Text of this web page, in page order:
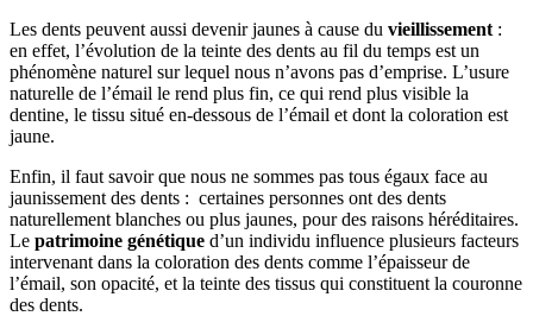
Les dents peuvent aussi devenir jaunes à cause du vieillissement :
en effet, l’évolution de la teinte des dents au fil du temps est un
phénomène naturel sur lequel nous n’avons pas d’emprise. L’usure
naturelle de l’émail le rend plus fin, ce qui rend plus visible la
dentine, le tissu situé en-dessous de l’émail et dont la coloration est
jaune.
Enfin, il faut savoir que nous ne sommes pas tous égaux face au
jaunissement des dents : certaines personnes ont des dents
naturellement blanches ou plus jaunes, pour des raisons héréditaires.
Le patrimoine génétique d’un individu influence plusieurs facteurs
intervenant dans la coloration des dents comme l’épaisseur de
l’émail, son opacité, et la teinte des tissus qui constituent la couronne
des dents.